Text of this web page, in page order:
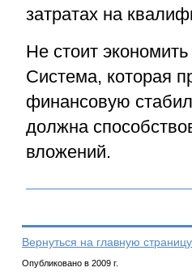
затратах на
Не стоит
Система, которая
финансовую
должна
вложений.
Вернуться на главную
Опубликовано в 2009 г.